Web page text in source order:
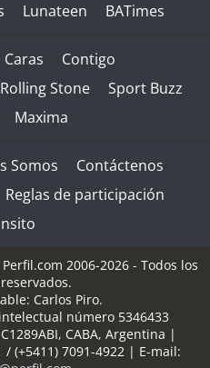
Lunateen BATimes
Caras
Contigo
Rolling Stone
Sport Buzz
Maxima
Somos
Contáctenos
Reglas de participación
2006-2026 - Todos los
Carlos Piro.
número 5346433
C1289ABI, CABA, Argentina |
/ (+5411) 7091-4922| E-mail: